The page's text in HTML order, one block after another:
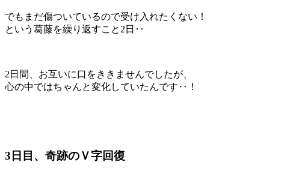
でもまだ傷ついているので受け入れたくない！
という葛藤を繰り返すこと2日‥
2日間、お互いに口をききませんでしたが、
心の中ではちゃんと変化していたんです‥！
3日目、奇跡のＶ字回復